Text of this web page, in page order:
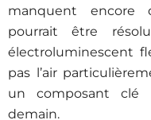
manquent encore
pourrait être
électroluminescent
pas l’air
un composant clé
demain.